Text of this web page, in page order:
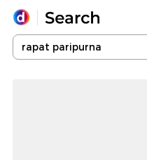
Yang sedang ramai dicari